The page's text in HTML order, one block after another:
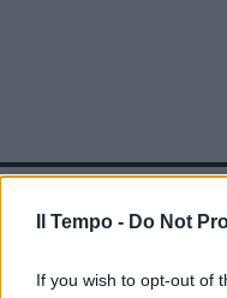
Il Tempo - Do Not
If you wish to opt-out of
In evidenza